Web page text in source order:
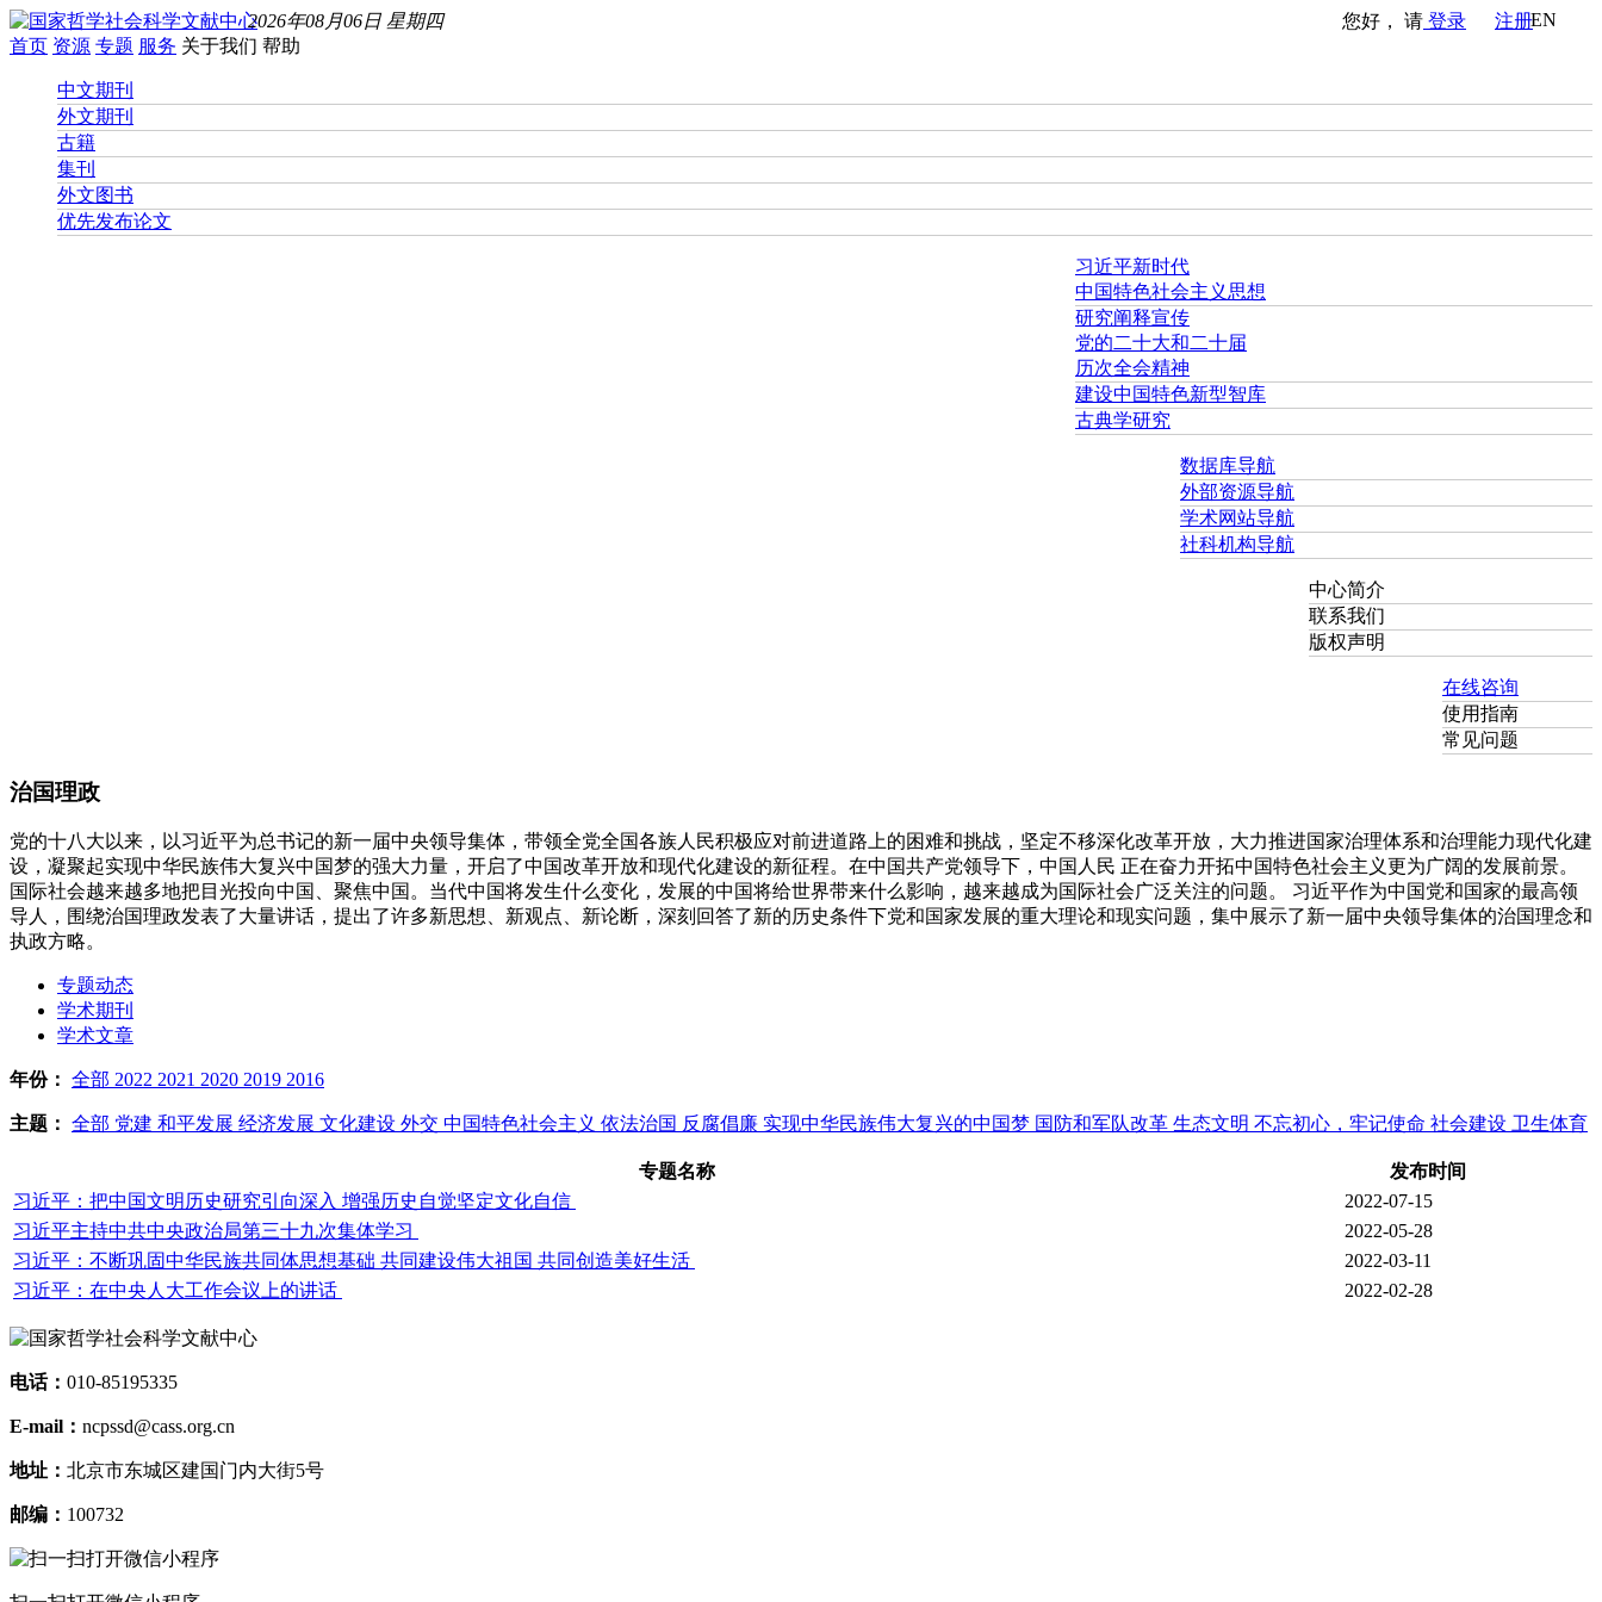
您好， 请 登录 注册EN
2026年08月06日 星期四
首页 资源 专题 服务 关于我们 帮助
中文期刊
外文期刊
古籍
集刊
外文图书
优先发布论文
习近平新时代
中国特色社会主义思想
研究阐释宣传
党的二十大和二十届
历次全会精神
建设中国特色新型智库
古典学研究
数据库导航
外部资源导航
学术网站导航
社科机构导航
中心简介
联系我们
版权声明
在线咨询
使用指南
常见问题
治国理政
党的十八大以来，以习近平为总书记的新一届中央领导集体，带领全党全国各族人民积极应对前进道路上的困难和挑战，坚定不移深化改革开放，大力推进国家治理体系和治理能力现代化建
设，凝聚起实现中华民族伟大复兴中国梦的强大力量，开启了中国改革开放和现代化建设的新征程。在中国共产党领导下，中国人民 正在奋力开拓中国特色社会主义更为广阔的发展前景。
国际社会越来越多地把目光投向中国、聚焦中国。当代中国将发生什么变化，发展的中国将给世界带来什么影响，越来越成为国际社会广泛关注的问题。 习近平作为中国党和国家的最高领
导人，围绕治国理政发表了大量讲话，提出了许多新思想、新观点、新论断，深刻回答了新的历史条件下党和国家发展的重大理论和现实问题，集中展示了新一届中央领导集体的治国理念和
执政方略。
专题动态
学术期刊
学术文章
年份： 全部 2022 2021 2020 2019 2016
主题： 全部 党建 和平发展 经济发展 文化建设 外交 中国特色社会主义 依法治国 反腐倡廉 实现中华民族伟大复兴的中国梦 国防和军队改革 生态文明 不忘初心，牢记使命 社会建设 卫生体育
专题名称
发布时间
习近平：把中国文明历史研究引向深入 增强历史自觉坚定文化自信
2022-07-15
习近平主持中共中央政治局第三十九次集体学习
2022-05-28
习近平：不断巩固中华民族共同体思想基础 共同建设伟大祖国 共同创造美好生活
2022-03-11
习近平：在中央人大工作会议上的讲话
2022-02-28
电话： 010-85195335
E-mail： ncpssd@cass.org.cn
地址： 北京市东城区建国门内大街5号
邮编： 100732